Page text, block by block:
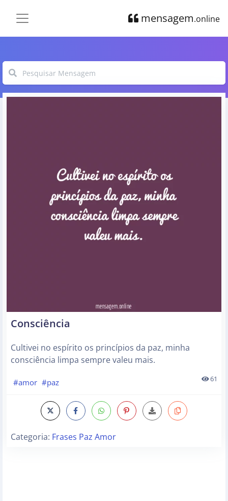
mensagem.online
Consciência
Cultivei no espírito os princípios da paz, minha
consciência limpa sempre valeu mais.
#amor #paz 61
Categoria: Frases Paz Amor